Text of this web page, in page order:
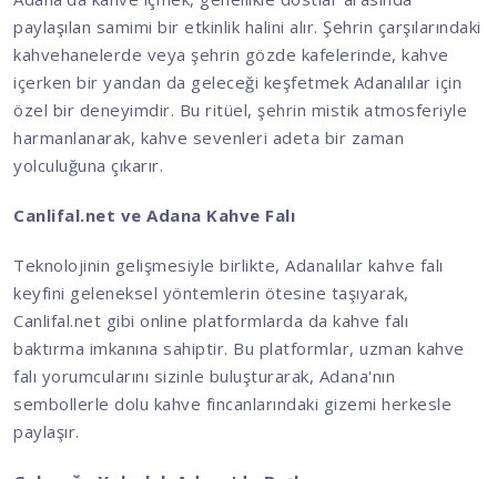
paylaşılan samimi bir etkinlik halini alır. Şehrin çarşılarındaki
kahvehanelerde veya şehrin gözde kafelerinde, kahve
içerken bir yandan da geleceği keşfetmek Adanalılar için
özel bir deneyimdir. Bu ritüel, şehrin mistik atmosferiyle
harmanlanarak, kahve sevenleri adeta bir zaman
yolculuğuna çıkarır.
Canlifal.net ve Adana Kahve Falı
Teknolojinin gelişmesiyle birlikte, Adanalılar kahve falı
keyfini geleneksel yöntemlerin ötesine taşıyarak,
Canlifal.net gibi online platformlarda da kahve falı
baktırma imkanına sahiptir. Bu platformlar, uzman kahve
falı yorumcularını sizinle buluşturarak, Adana'nın
sembollerle dolu kahve fincanlarındaki gizemi herkesle
paylaşır.